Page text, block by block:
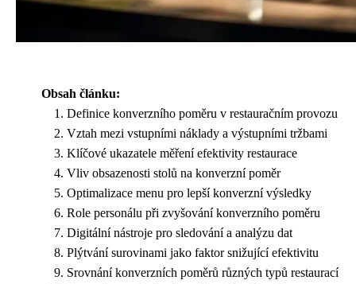
Obsah článku:
Definice konverzního poměru v restauračním provozu
Vztah mezi vstupními náklady a výstupními tržbami
Klíčové ukazatele měření efektivity restaurace
Vliv obsazenosti stolů na konverzní poměr
Optimalizace menu pro lepší konverzní výsledky
Role personálu při zvyšování konverzního poměru
Digitální nástroje pro sledování a analýzu dat
Plýtvání surovinami jako faktor snižující efektivitu
Srovnání konverzních poměrů různých typů restaurací